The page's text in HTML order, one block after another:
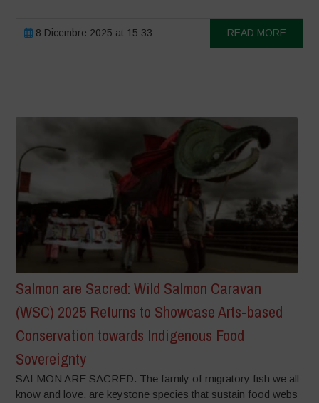
8 Dicembre 2025 at 15:33 READ MORE
Salmon are Sacred: Wild Salmon Caravan
(WSC) 2025 Returns to Showcase Arts-based
Conservation towards Indigenous Food
Sovereignty
SALMON ARE SACRED. The family of migratory fish we all
know and love, are keystone species that sustain food webs